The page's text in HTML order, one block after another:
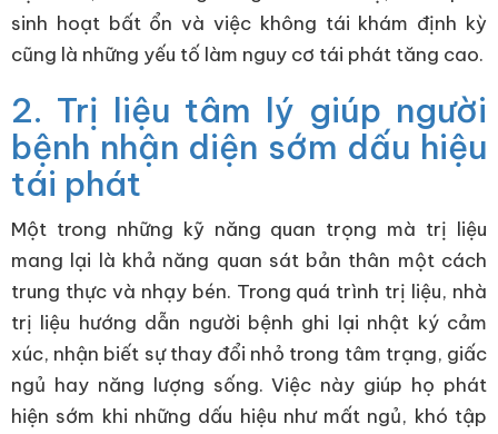
sinh hoạt bất ổn và việc không tái khám định kỳ
cũng là những yếu tố làm nguy cơ tái phát tăng cao.
2. Trị liệu tâm lý giúp người
bệnh nhận diện sớm dấu hiệu
tái phát
Một trong những kỹ năng quan trọng mà trị liệu
mang lại là khả năng quan sát bản thân một cách
trung thực và nhạy bén. Trong quá trình trị liệu, nhà
trị liệu hướng dẫn người bệnh ghi lại nhật ký cảm
xúc, nhận biết sự thay đổi nhỏ trong tâm trạng, giấc
ngủ hay năng lượng sống. Việc này giúp họ phát
hiện sớm khi những dấu hiệu như mất ngủ, khó tập